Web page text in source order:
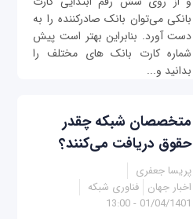
بانکی می‌توان بانک صادرکننده را به
دست آورد. بنابراین بهتر است پیش
شماره کارت بانک های مختلف را
بدانید و...
متخصصان شبکه چقدر
حقوق دریافت می‌کنند؟
پریسا جعفری
اخبار جهان فناوری شبکه
01/04/1401 - 13:00